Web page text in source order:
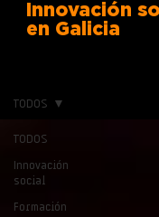
Innovación
en Galicia
TODOS
Innovación
social
Formación
TODOS